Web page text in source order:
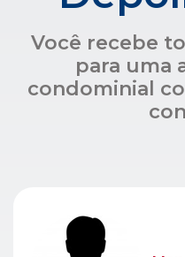
O contato direto
um diferencial da